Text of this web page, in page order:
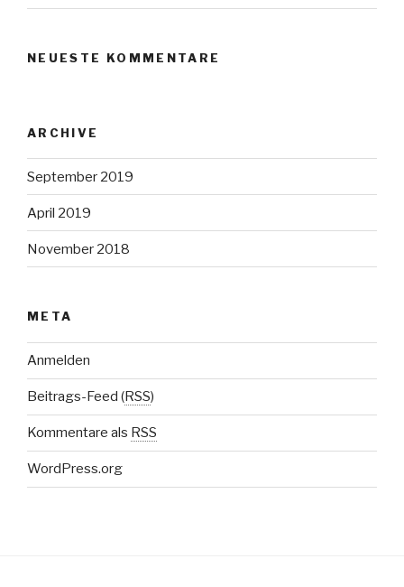
NEUESTE KOMMENTARE
ARCHIVE
September 2019
April 2019
November 2018
META
Anmelden
Beitrags-Feed (RSS)
Kommentare als RSS
WordPress.org